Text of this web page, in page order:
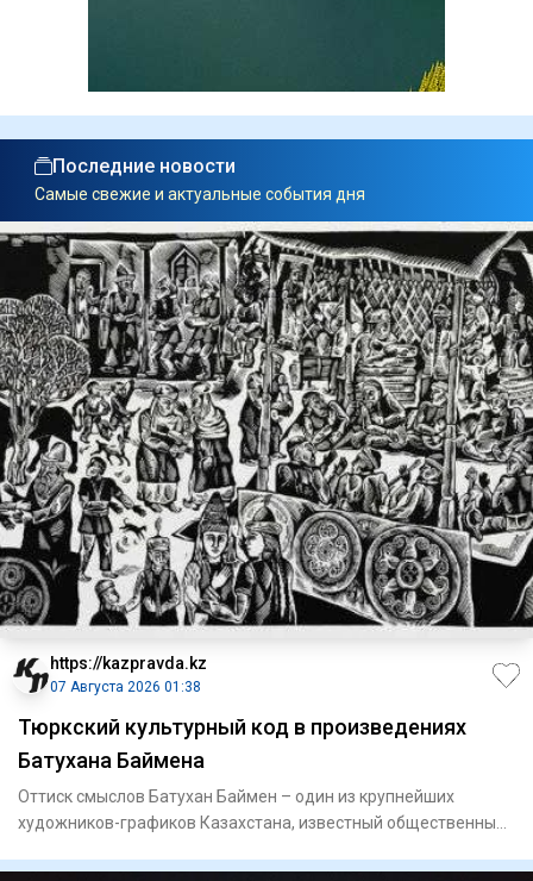
Последние новости
Самые свежие и актуальные события дня
https://kazpravda.kz
07 Августа 2026 01:38
Тюркский культурный код в произведениях
Батухана Баймена
Оттиск смыслов Батухан Баймен – один из крупнейших
художников-графиков Казахстана, известный общественный